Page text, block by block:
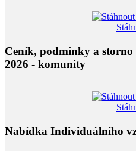
Ceník, podmínky a
2026 - komunity
Nabídka Individuálního